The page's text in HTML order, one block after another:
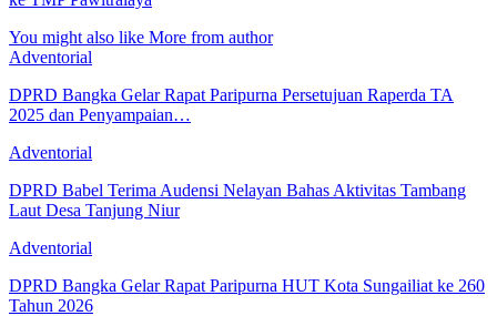
You might also like More from author
Adventorial
DPRD Bangka Gelar Rapat Paripurna Persetujuan Raperda TA
2025 dan Penyampaian…
Adventorial
DPRD Babel Terima Audensi Nelayan Bahas Aktivitas Tambang
Laut Desa Tanjung Niur
Adventorial
DPRD Bangka Gelar Rapat Paripurna HUT Kota Sungailiat ke 260
Tahun 2026